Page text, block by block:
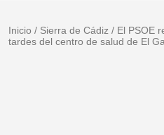
Inicio / Sierra de Cádiz / El PSOE
tardes del centro de salud de El